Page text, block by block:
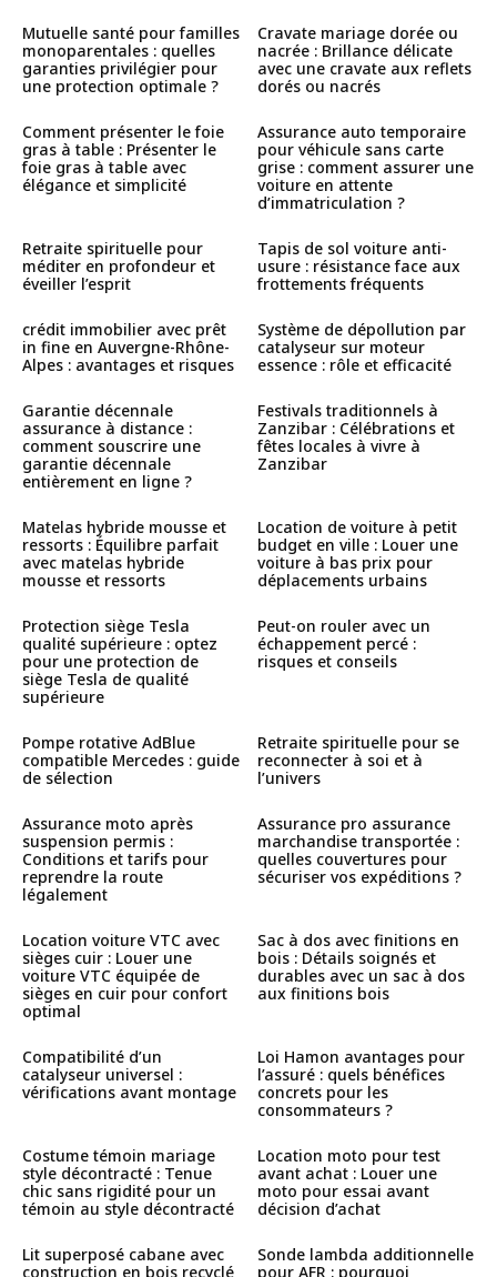
Mutuelle santé pour familles
monoparentales : quelles
garanties privilégier pour
une protection optimale ?
Cravate mariage dorée ou
nacrée : Brillance délicate
avec une cravate aux reflets
dorés ou nacrés
Comment présenter le foie
gras à table : Présenter le
foie gras à table avec
élégance et simplicité
Assurance auto temporaire
pour véhicule sans carte
grise : comment assurer une
voiture en attente
d’immatriculation ?
Retraite spirituelle pour
méditer en profondeur et
éveiller l’esprit
Tapis de sol voiture anti-
usure : résistance face aux
frottements fréquents
crédit immobilier avec prêt
in fine en Auvergne-Rhône-
Alpes : avantages et risques
Système de dépollution par
catalyseur sur moteur
essence : rôle et efficacité
Garantie décennale
assurance à distance :
comment souscrire une
garantie décennale
entièrement en ligne ?
Festivals traditionnels à
Zanzibar : Célébrations et
fêtes locales à vivre à
Zanzibar
Matelas hybride mousse et
ressorts : Équilibre parfait
avec matelas hybride
mousse et ressorts
Location de voiture à petit
budget en ville : Louer une
voiture à bas prix pour
déplacements urbains
Protection siège Tesla
qualité supérieure : optez
pour une protection de
siège Tesla de qualité
supérieure
Peut-on rouler avec un
échappement percé :
risques et conseils
Pompe rotative AdBlue
compatible Mercedes : guide
de sélection
Retraite spirituelle pour se
reconnecter à soi et à
l’univers
Assurance moto après
suspension permis :
Conditions et tarifs pour
reprendre la route
légalement
Assurance pro assurance
marchandise transportée :
quelles couvertures pour
sécuriser vos expéditions ?
Location voiture VTC avec
sièges cuir : Louer une
voiture VTC équipée de
sièges en cuir pour confort
optimal
Sac à dos avec finitions en
bois : Détails soignés et
durables avec un sac à dos
aux finitions bois
Compatibilité d’un
catalyseur universel :
vérifications avant montage
Loi Hamon avantages pour
l’assuré : quels bénéfices
concrets pour les
consommateurs ?
Costume témoin mariage
style décontracté : Tenue
chic sans rigidité pour un
témoin au style décontracté
Location moto pour test
avant achat : Louer une
moto pour essai avant
décision d’achat
Lit superposé cabane avec
construction en bois recyclé
Sonde lambda additionnelle
pour AFR : pourquoi